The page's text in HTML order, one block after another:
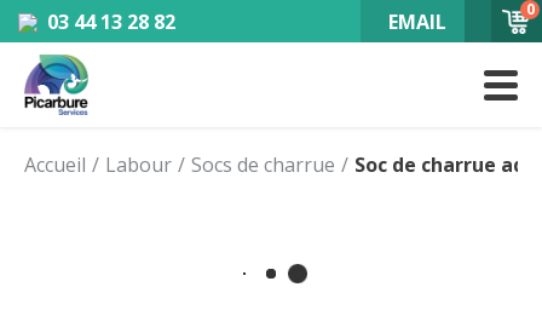
03 44 13 28 82 EMAIL 0
Accueil Labour Socs de charrue Soc de charrue